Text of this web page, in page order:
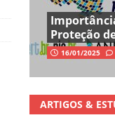
Proteção
16/01/2025
ARTIGOS &